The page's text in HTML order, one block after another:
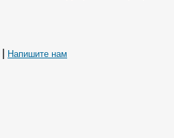
Напишите нам